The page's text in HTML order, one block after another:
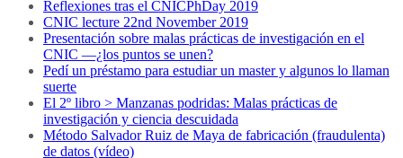
Reflexiones tras el CNICPhDay 2019
CNIC lecture 22nd November 2019
Presentación sobre malas prácticas de investigación en el
CNIC —¿los puntos se unen?
Pedí un préstamo para estudiar un master y algunos lo llaman
suerte
El 2º libro > Manzanas podridas: Malas prácticas de
investigación y ciencia descuidada
Método Salvador Ruiz de Maya de fabricación (fraudulenta)
de datos (vídeo)